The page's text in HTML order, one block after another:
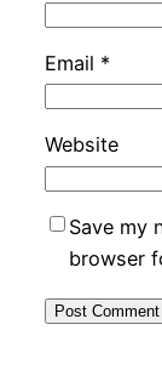
Email *
Website
Save my
browser